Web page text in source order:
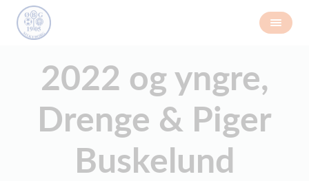
2022 og yngre,
Drenge & Piger
Buskelund